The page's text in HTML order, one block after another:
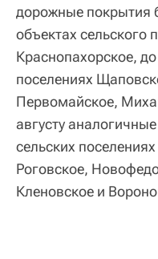
дорожные покрытия
объектах сельского
Краснопахорское,
поселениях
Первомайское,
августу
сельских
Роговское,
Кленовское и